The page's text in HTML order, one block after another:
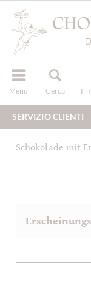
Menu Cerca Il
registra
SERVIZIO CLIENTI
Schokolade mit